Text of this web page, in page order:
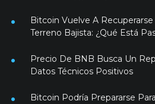
Bitcoin Vuelve A
Terreno Bajista: ¿Qué Está
Precio De BNB Busca Un
Datos Técnicos Positivos
Bitcoin Podría Prepararse